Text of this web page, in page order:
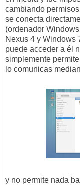
cambiando
se conecta
(ordenador
Nexus 4 y Windows
puede acceder a él
simplemente
lo comunicas
y no permite nada